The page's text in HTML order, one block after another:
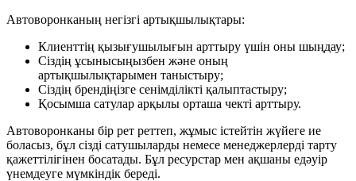
Автоворонканың негізгі артықшылықтары:
Клиенттің қызығушылығын арттыру үшін оны шыңдау;
Сіздің ұсынысыңызбен және оның
артықшылықтарымен таныстыру;
Сіздің брендіңізге сенімділікті қалыптастыру;
Қосымша сатулар арқылы орташа чекті арттыру.
Автоворонканы бір рет реттеп, жұмыс істейтін жүйеге ие
боласыз, бұл сізді сатушыларды немесе менеджерлерді тарту
қажеттілігінен босатады. Бұл ресурстар мен ақшаны едәуір
үнемдеуге мүмкіндік береді.